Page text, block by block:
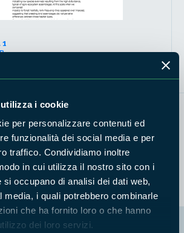
i cookie
per personalizzare contenuti ed
funzionalità dei social media e per
traffico. Condividiamo inoltre
in cui utilizza il nostro sito con i
si occupano di analisi dei dati web,
media, i quali potrebbero combinarle
che ha fornito loro o che hanno
dei loro servizi.
1
nidificanti nell'habitat agro-forestale.